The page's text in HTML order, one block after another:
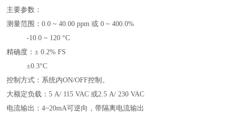
主要参数：
测量范围：0.0 ~ 40.00 ppm 或 0 ~ 400.0%
-10.0 ~ 120 °C
精确度：± 0.2% FS
±0.3°C
控制方式：系统内ON/OFF控制。
大额定负载：5 A/ 115 VAC 或2.5 A/ 230 VAC
电流输出：4~20mA可逆向，带隔离电流输出